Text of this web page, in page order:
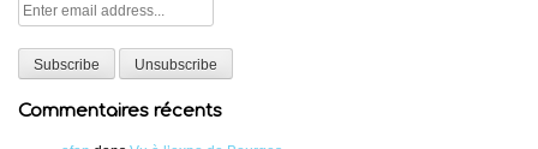
Commentaires récents